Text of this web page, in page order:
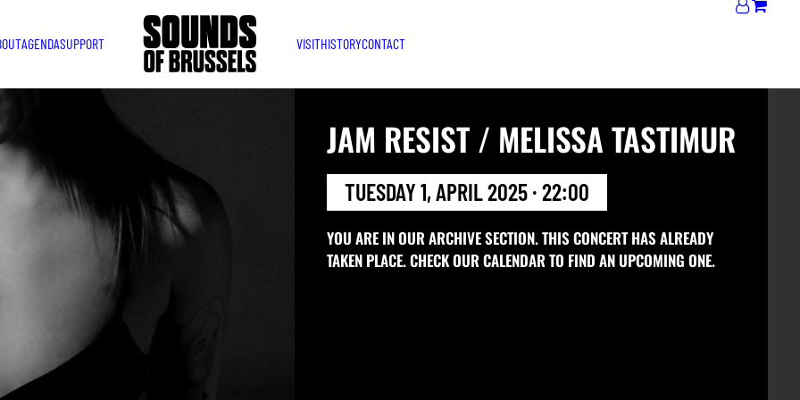
AGENDASUPPORT VISITHISTORYCONTACT
JAM RESIST / MELISSA TASTIMUR
TUESDAY 1, APRIL 2025 · 22:00
YOU ARE IN OUR ARCHIVE SECTION. THIS CONCERT HAS ALREADY
TAKEN PLACE. CHECK OUR CALENDAR TO FIND AN UPCOMING ONE.